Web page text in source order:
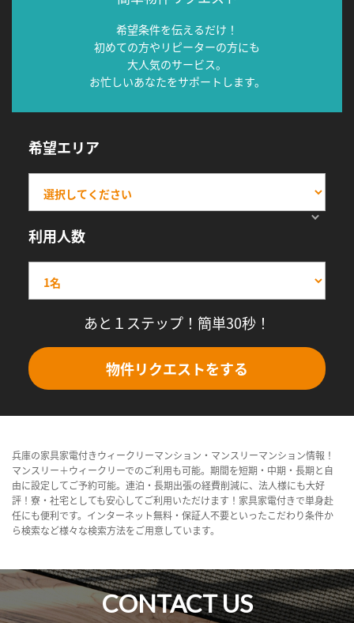
希望条件を伝えるだけ！
初めての方やリピーターの方にも
大人気のサービス。
お忙しいあなたをサポートします。
希望エリア
利用人数
あと１ステップ！簡単30秒！
物件リクエストをする
兵庫の家具家電付きウィークリーマンション・マンスリーマンション情報！
マンスリー＋ウィークリーでのご利用も可能。期間を短期・中期・長期と自
由に設定してご予約可能。連泊・長期出張の経費削減に、法人様にも大好
評！寮・社宅としても安心してご利用いただけます！家具家電付きで単身赴
任にも便利です。インターネット無料・保証人不要といったこだわり条件か
ら検索など様々な検索方法をご用意しています。
CONTACT US